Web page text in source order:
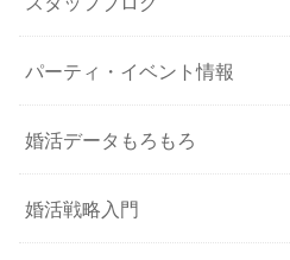
パーティ・イベント情報
婚活データもろもろ
婚活戦略入門